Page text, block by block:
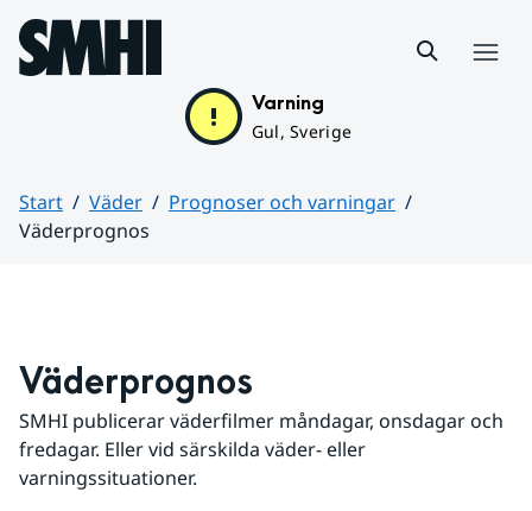
Hoppa till sidans innehåll
Varning
Gul, Sverige
Start Väder
Prognoser och varningar
Väderprognos
Väderprognos
SMHI publicerar väderfilmer måndagar, onsdagar och
fredagar. Eller vid särskilda väder- eller
varningssituationer.